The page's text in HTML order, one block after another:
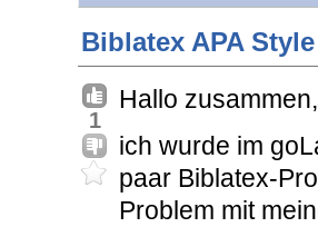
Biblatex APA
1
Hallo zusammen,
ich wurde im
paar Biblatex-
Problem mit